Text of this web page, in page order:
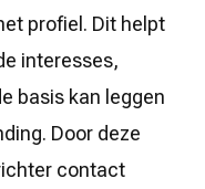
profiel. Dit helpt
interesses,
basis kan leggen
Door deze
contact